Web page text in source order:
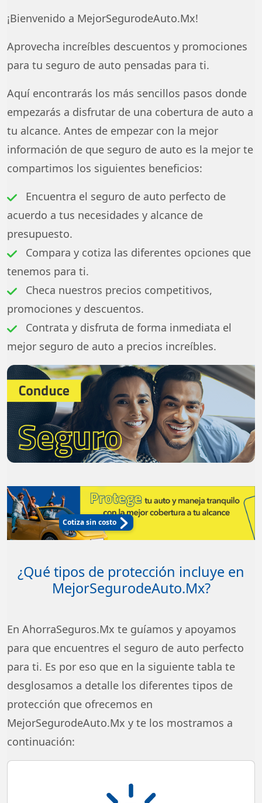
¡Bienvenido a MejorSegurodeAuto.Mx!
Aprovecha increíbles descuentos y promociones
para tu seguro de auto pensadas para ti.
Aquí encontrarás los más sencillos pasos donde
empezarás a disfrutar de una cobertura de auto a
tu alcance. Antes de empezar con la mejor
información de que seguro de auto es la mejor te
compartimos los siguientes beneficios:
Encuentra el seguro de auto perfecto de
acuerdo a tus necesidades y alcance de
presupuesto.
Compara y cotiza las diferentes opciones que
tenemos para ti.
Checa nuestros precios competitivos,
promociones y descuentos.
Contrata y disfruta de forma inmediata el
mejor seguro de auto a precios increíbles.
Cotiza sin costo
¿Qué tipos de protección incluye en
MejorSegurodeAuto.Mx?
En AhorraSeguros.Mx te guíamos y apoyamos
para que encuentres el seguro de auto perfecto
para ti. Es por eso que en la siguiente tabla te
desglosamos a detalle los diferentes tipos de
protección que ofrecemos en
MejorSegurodeAuto.Mx y te los mostramos a
continuación:
Cobertura de pérdida total por robo y/o daños graves